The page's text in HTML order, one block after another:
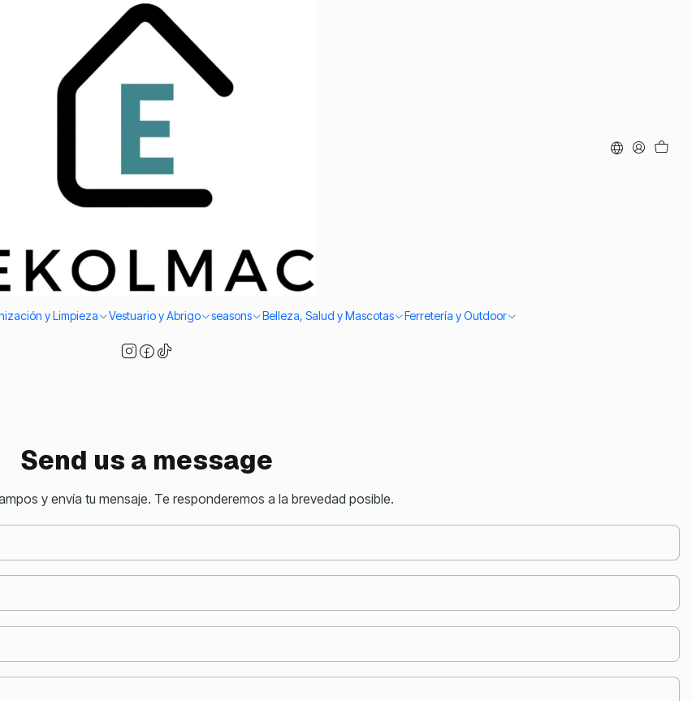
y Limpieza Vestuario y Abrigo seasons Belleza, Salud y Mascotas Ferretería y Outdoor
Envío el mismo día en Santiago
Contact us
WhatsApp number
56996881864
Address
Salvador Sanfuentes 2471, Bodega 05
8370118 Santiago Centro - Santiago Centro
Follow us
Send us a message
y envía tu mensaje. Te responderemos a la brevedad posible.